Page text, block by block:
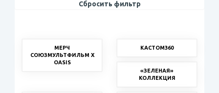
Сбросить фильтр
МЕРЧ
СОЮЗМУЛЬТФИЛЬМ Х
OASIS
КАСТОМ360
«ЗЕЛЕНАЯ»
КОЛЛЕКЦИЯ